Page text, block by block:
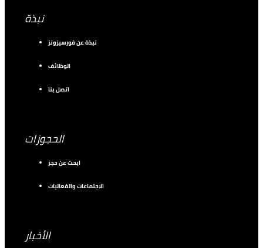
نبذة
نبذة عن فورسيزونز
الوظائف
اتصل بنا
الحجوزات
ابحث عن حجز
الاجتماعات والفعاليات
الأخبار